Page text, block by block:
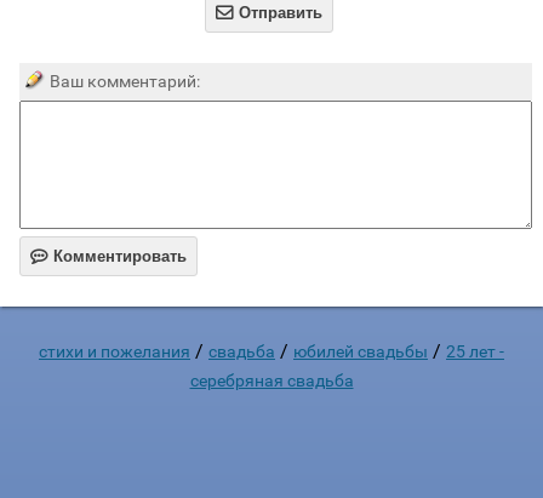
 Отправить
Ваш комментарий:
 Комментировать
стихи и пожелания / свадьба / юбилей свадьбы / 25 лет -
серебряная свадьба